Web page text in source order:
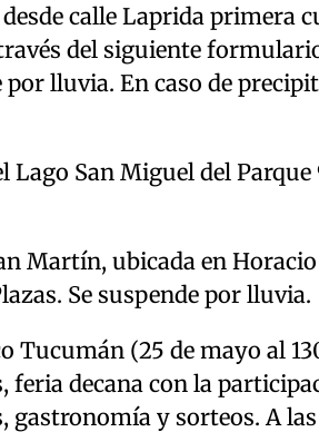
calle Laprida primera
del siguiente
por lluvia. En caso de
San Miguel del Parque
Martín, ubicada en
Se suspende por lluvia.
Tucumán (25 de mayo al
decana con la
gastronomía y sorteos. A